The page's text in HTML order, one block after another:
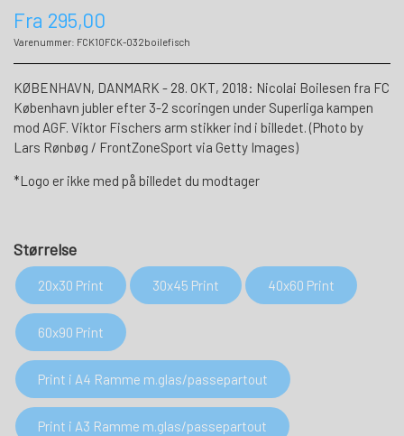
Fra 295,00
Varenummer: FCK10FCK-032boilefisch
KØBENHAVN, DANMARK - 28. OKT, 2018: Nicolai Boilesen fra FC
København jubler efter 3-2 scoringen under Superliga kampen
mod AGF. Viktor Fischers arm stikker ind i billedet. (Photo by
Lars Rønbøg / FrontZoneSport via Getty Images)
*Logo er ikke med på billedet du modtager
Størrelse
20x30 Print 30x45 Print 40x60 Print
60x90 Print
Print i A4 Ramme m.glas/passepartout
Print i A3 Ramme m.glas/passepartout